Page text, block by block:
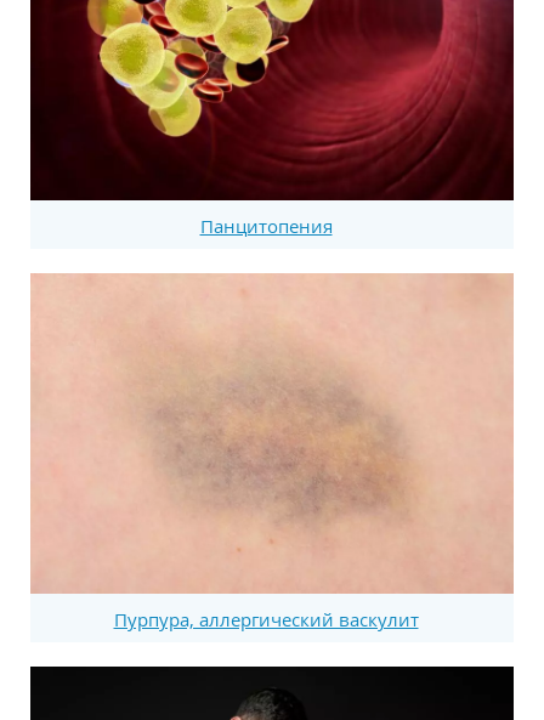
Панцитопения
Пурпура, аллергический васкулит